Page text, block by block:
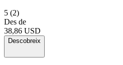
5 (2)
Des de
38,86 USD
Descobreix